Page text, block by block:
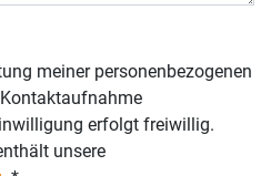
meiner personenbezogenen
erfolgt freiwillig.
unsere